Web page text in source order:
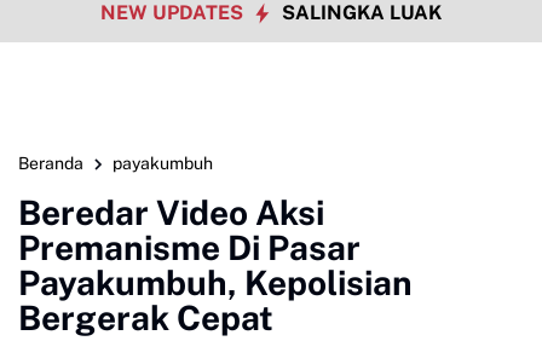
NEW UPDATES SALINGKA LUAK
Beranda payakumbuh
Beredar Video Aksi
Premanisme Di Pasar
Payakumbuh, Kepolisian
Bergerak Cepat